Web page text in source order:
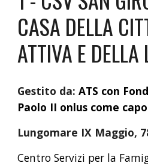
CASA DELLA
ATTIVA E DELLA
Gestito da:ATS con
Paolo II onlus come
Lungomare IX Maggio,
Centro Servizi per la